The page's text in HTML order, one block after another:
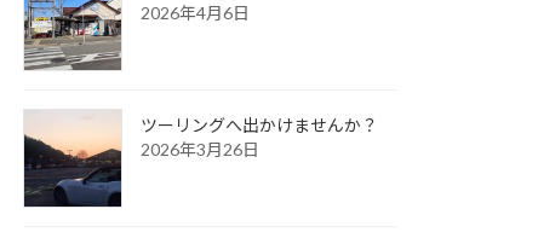
2026年4月6日
ツーリングへ出かけませんか？
2026年3月26日